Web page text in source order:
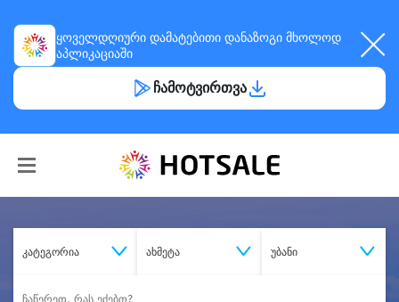
ყოველდღიური დამატებითი დანაზოგი მხოლოდ
აპლიკაციაში
ჩამოტვირთვა
კატეგორია ახმეტა უბანი